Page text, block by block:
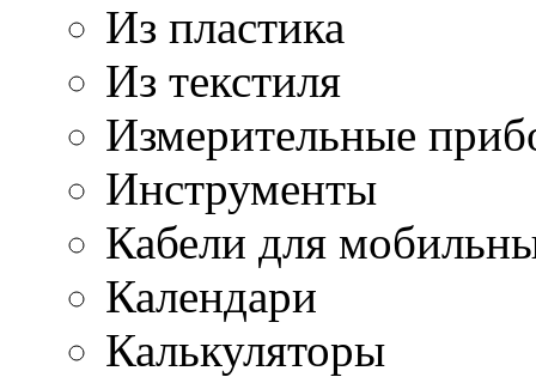
Из пластика
Из текстиля
Измерительные
Инструменты
Кабели для
Календари
Калькуляторы